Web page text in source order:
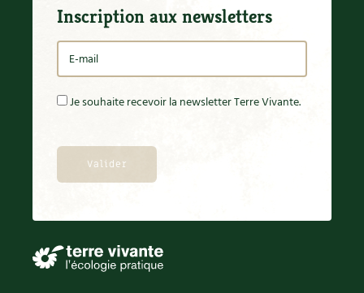
Inscription aux newsletters
Je souhaite recevoir la newsletter Terre Vivante.